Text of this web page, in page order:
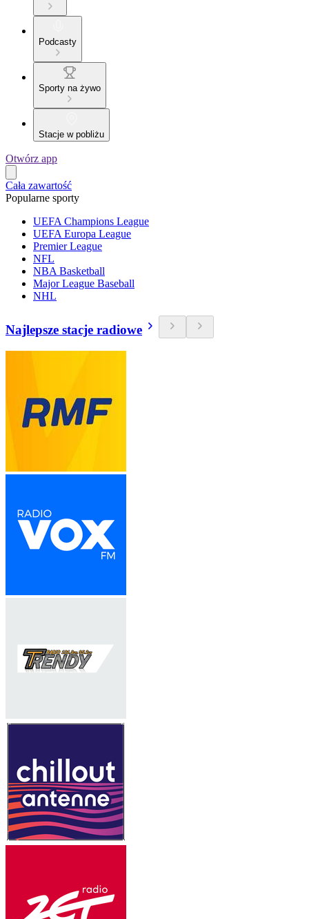
Podcasty
Sporty na żywo
Stacje w pobliżu
Otwórz app
Cała zawartość
Popularne sporty
UEFA Champions League
UEFA Europa League
Premier League
NFL
NBA Basketball
Major League Baseball
NHL
Najlepsze stacje radiowe